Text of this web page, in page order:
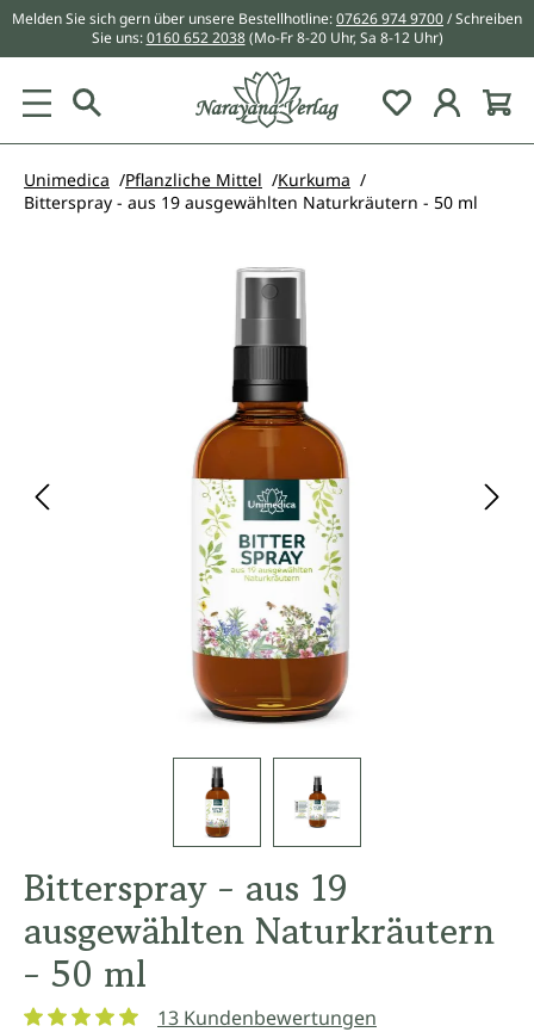
springen
Melden Sie sich gern über unsere Bestellhotline:07626 974 9700/ Schreiben
Sie uns:0160 652 2038 (Mo-Fr 8-20 Uhr, Sa 8-12 Uhr)
Du hast 0
Unimedica Pflanzliche Mittel
Kurkuma
Bitterspray - aus 19 ausgewählten Naturkräutern - 50 ml
Bildergalerie überspringen
Bitterspray - aus 19
ausgewählten Naturkräutern
- 50 ml
13 Kundenbewertungen